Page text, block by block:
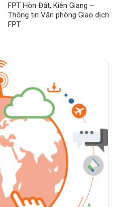
FPT Hòn Đất, Kiên Giang –
Thông tin Văn phòng Giao dịch
FPT